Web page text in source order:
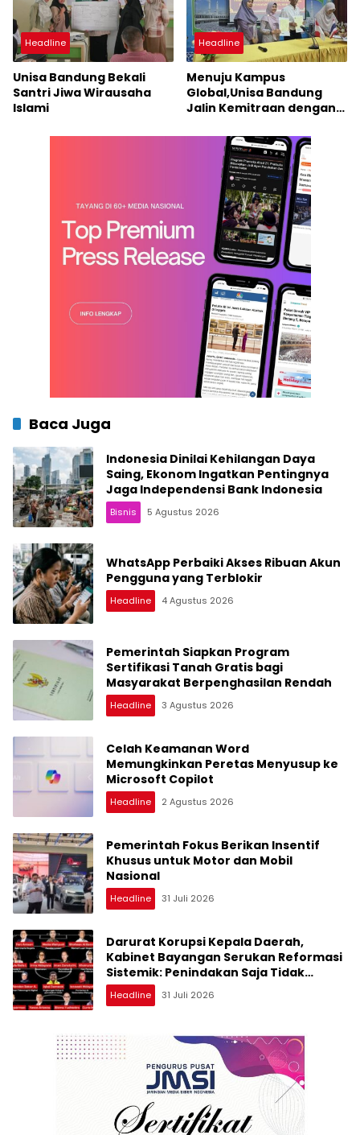
Headline
Unisa Bandung Bekali
Santri Jiwa Wirausaha
Islami
Headline
Menuju Kampus
Global,Unisa Bandung
Jalin Kemitraan dengan
Program KKN
Internasional
Baca Juga
Indonesia Dinilai Kehilangan Daya
Saing, Ekonom Ingatkan Pentingnya
Jaga Independensi Bank Indonesia
Bisnis 5 Agustus 2026
WhatsApp Perbaiki Akses Ribuan Akun
Pengguna yang Terblokir
Headline 4 Agustus 2026
Pemerintah Siapkan Program
Sertifikasi Tanah Gratis bagi
Masyarakat Berpenghasilan Rendah
Headline 3 Agustus 2026
Celah Keamanan Word
Memungkinkan Peretas Menyusup ke
Microsoft Copilot
Headline 2 Agustus 2026
Pemerintah Fokus Berikan Insentif
Khusus untuk Motor dan Mobil
Nasional
Headline 31 Juli 2026
Darurat Korupsi Kepala Daerah,
Kabinet Bayangan Serukan Reformasi
Sistemik: Penindakan Saja Tidak
Cukup!
Headline 31 Juli 2026